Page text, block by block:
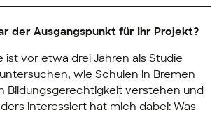
der Ausgangspunkt für Ihr Projekt?
ist vor etwa drei Jahren als Studie
wie Schulen in Bremen
Bildungsgerechtigkeit verstehen und
interessiert hat mich dabei: Was